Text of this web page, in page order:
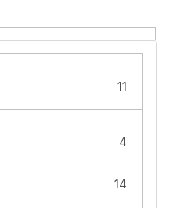
11
4
14